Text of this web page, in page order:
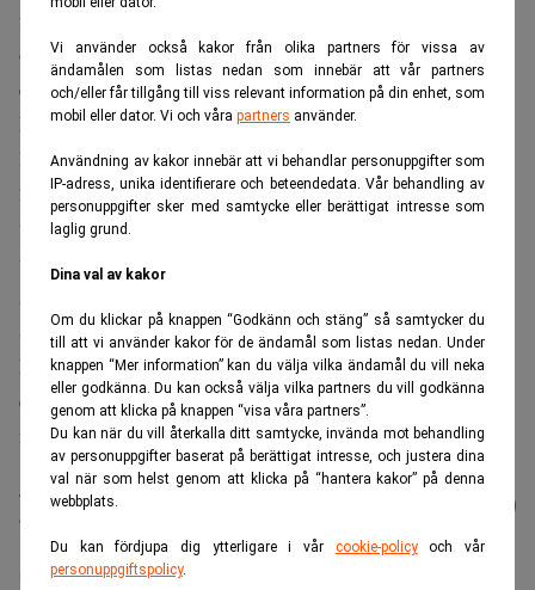
Vi använder också kakor från olika partners för vissa av
ändamålen som listas nedan som innebär att vår partners
och/eller får tillgång till viss relevant information på din enhet, som
mobil eller dator. Vi och våra partners använder.
Användning av kakor innebär att vi behandlar personuppgifter som
IP-adress, unika identifierare och beteendedata. Vår behandling av
personuppgifter sker med samtycke eller berättigat intresse som
laglig grund.
Dina val av kakor
Om du klickar på knappen “Godkänn och stäng” så samtycker du
till att vi använder kakor för de ändamål som listas nedan. Under
knappen “Mer information” kan du välja vilka ändamål du vill neka
eller godkänna. Du kan också välja vilka partners du vill godkänna
genom att klicka på knappen “visa våra partners”.
Du kan när du vill återkalla ditt samtycke, invända mot behandling
av personuppgifter baserat på berättigat intresse, och justera dina
val när som helst genom att klicka på “hantera kakor” på denna
webbplats.
Du kan fördjupa dig ytterligare i vår cookie-policyoch vår
personuppgiftspolicy.
från ledarskap, kommersialisering och att driva
organisationsutveckling. Hon har en Master i industriell
ekonomi från Linköpings universitet och startade sin
karriär på Ericsson 1995. Cecilia de Leeuw hade ett flertal
ledande roller internationellt och i Sverige från 1995-
2017. Hon kommer närmast från Tietoevry Transform som
vice vd och affärsansvarig för telekom och konsument. I
tillägg är hon sedan 2019 styrelseledamot i Kambi, och
Styrelsen har kommit överens med Tim Thurn att han
kvarstår som vd fram till den 21 december 2022. Tim
erhåller därefter ett avgångsvederlag motsvarande 9
månadslöner.
Läs mer från Realtid - vårt nyhetsbrev
är kostnadsfritt:
C-Rad Cecilia de Leeuw